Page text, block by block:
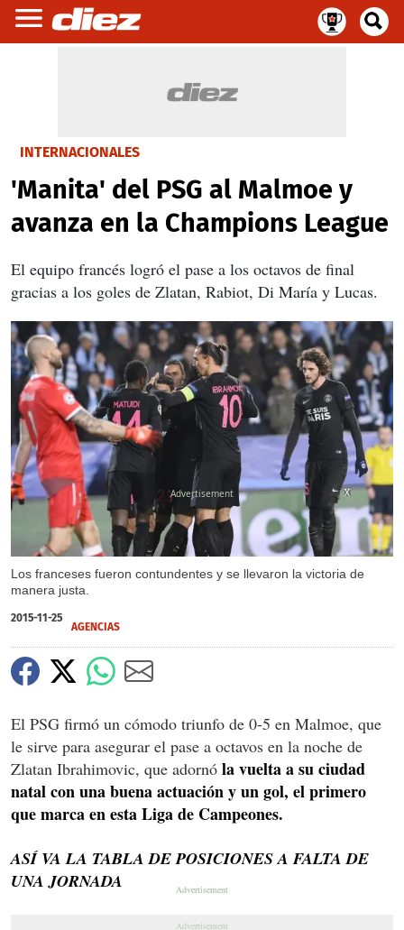
INTERNACIONALES
'Manita' del PSG al Malmoe y
avanza en la Champions League
El equipo francés logró el pase a los octavos de final
gracias a los goles de Zlatan, Rabiot, Di María y Lucas.
Los franceses fueron contundentes y se llevaron la victoria de
manera justa.
X
X
X
2015-11-25
AGENCIAS
El PSG firmó un cómodo triunfo de 0-5 en Malmoe, que
le sirve para asegurar el pase a octavos en la noche de
Zlatan Ibrahimovic, que adornó la vuelta a su ciudad
natal con una buena actuación y un gol, el primero
que marca en esta Liga de Campeones.
ASÍ VA LA TABLA DE POSICIONES A FALTA DE
UNA JORNADA